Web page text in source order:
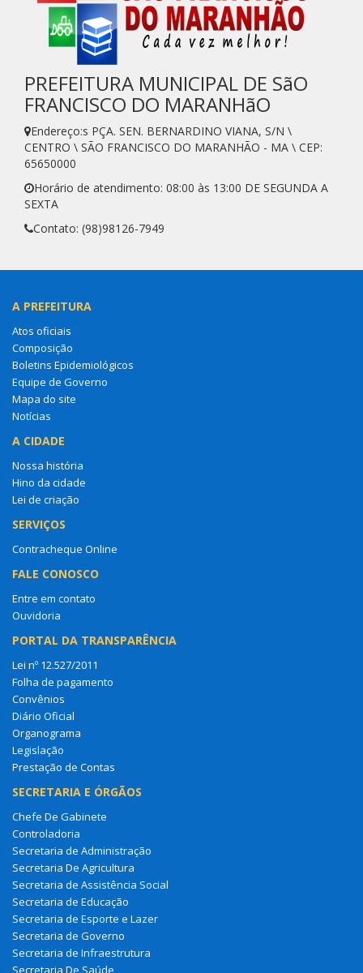
PREFEITURA MUNICIPAL DE SãO
FRANCISCO DO MARANHãO
Endereço:s PÇA. SEN. BERNARDINO VIANA, S/N \
CENTRO \ SÃO FRANCISCO DO MARANHÃO - MA \ CEP:
65650000
Horário de atendimento: 08:00 às 13:00 DE SEGUNDA A
SEXTA
Contato: (98)98126-7949
A PREFEITURA
Atos oficiais
Composição
Boletins Epidemiológicos
Equipe de Governo
Mapa do site
Notícias
A CIDADE
Nossa história
Hino da cidade
Lei de criação
SERVIÇOS
Contracheque Online
FALE CONOSCO
Entre em contato
Ouvidoria
PORTAL DA TRANSPARÊNCIA
Lei nº 12.527/2011
Folha de pagamento
Convênios
Diário Oficial
Organograma
Legislação
Prestação de Contas
SECRETARIA E ÓRGÃOS
Chefe De Gabinete
Controladoria
Secretaria de Administração
Secretaria De Agricultura
Secretaria de Assistência Social
Secretaria de Educação
Secretaria de Esporte e Lazer
Secretaria de Governo
Secretaria de Infraestrutura
Secretaria De Saúde